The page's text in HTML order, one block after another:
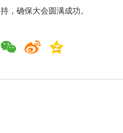
持，确保大会圆满成功。